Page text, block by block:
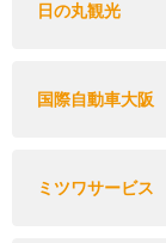
日の丸観光
国際自動車大阪
ミツワサービス